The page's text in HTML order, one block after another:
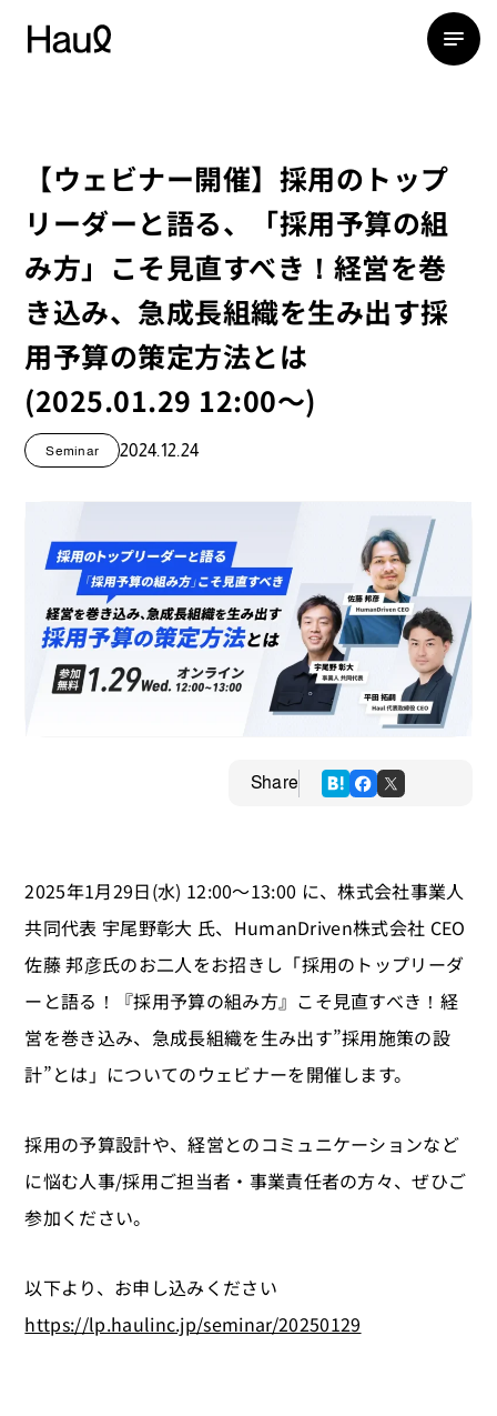
【ウェビナー開催】採用のトップ
リーダーと語る、「採用予算の組
み方」こそ見直すべき！経営を巻
き込み、急成長組織を生み出す採
用予算の策定方法とは
(2025.01.29 12:00〜)
Seminar 2024.12.24
Share
2025年1月29日(水) 12:00〜13:00 に、株式会社事業人
共同代表 宇尾野彰大 氏、HumanDriven株式会社 CEO
佐藤 邦彦氏のお二人をお招きし「採用のトップリーダ
ーと語る！『採用予算の組み方』こそ見直すべき！経
営を巻き込み、急成長組織を生み出す”採用施策の設
計”とは」についてのウェビナーを開催します。
採用の予算設計や、経営とのコミュニケーションなど
に悩む人事/採用ご担当者・事業責任者の方々、ぜひご
参加ください。
以下より、お申し込みください
https://lp.haulinc.jp/seminar/20250129